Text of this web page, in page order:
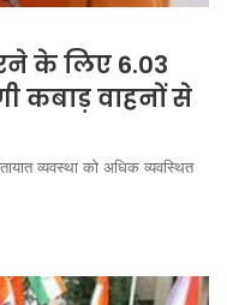
के लिए 6.03
कबाड़ वाहनों से
व्यवस्था को अधिक व्यवस्थित